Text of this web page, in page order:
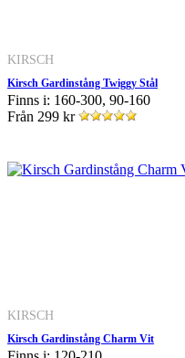
KIRSCH
Kirsch Gardinstång Twiggy Stål
Finns i: 160-300, 90-160
Från 299 kr
KIRSCH
Kirsch Gardinstång Charm Vit